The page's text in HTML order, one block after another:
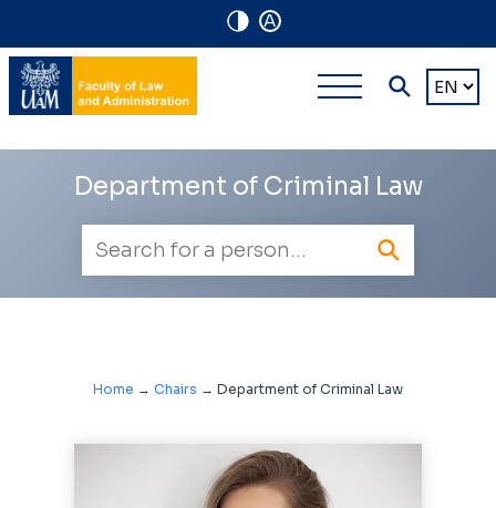
A
Navigation
shortcuts
Main
multi-
level
Choose
Department of Criminal Law
search
Home → Chairs → Department of Criminal Law